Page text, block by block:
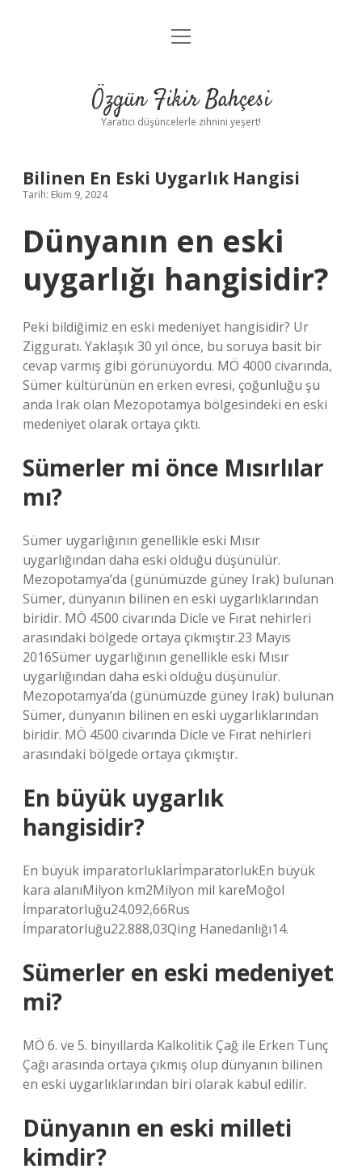
Anasayfa
Yasal Uyarı
menüyü
Özgün Fikir Bahçesi
Yaratıcı düşüncelerle zihnini yeşert!
Bilinen En Eski Uygarlık Hangisi
Tarih: Ekim 9, 2024
Dünyanın en eski
uygarlığı hangisidir?
Peki bildiğimiz en eski medeniyet hangisidir? Ur
Zigguratı. Yaklaşık 30 yıl önce, bu soruya basit bir
cevap varmış gibi görünüyordu. MÖ 4000 civarında,
Sümer kültürünün en erken evresi, çoğunluğu şu
anda Irak olan Mezopotamya bölgesindeki en eski
medeniyet olarak ortaya çıktı.
Sümerler mi önce Mısırlılar
mı?
Sümer uygarlığının genellikle eski Mısır
uygarlığından daha eski olduğu düşünülür.
Mezopotamya’da (günümüzde güney Irak) bulunan
Sümer, dünyanın bilinen en eski uygarlıklarından
biridir. MÖ 4500 civarında Dicle ve Fırat nehirleri
arasındaki bölgede ortaya çıkmıştır.23 Mayıs
2016Sümer uygarlığının genellikle eski Mısır
uygarlığından daha eski olduğu düşünülür.
Mezopotamya’da (günümüzde güney Irak) bulunan
Sümer, dünyanın bilinen en eski uygarlıklarından
biridir. MÖ 4500 civarında Dicle ve Fırat nehirleri
arasındaki bölgede ortaya çıkmıştır.
En büyük uygarlık
hangisidir?
En büyük imparatorluklarİmparatorlukEn büyük
kara alanıMilyon km2Milyon mil kareMoğol
İmparatorluğu24.092,66Rus
İmparatorluğu22.888,03Qing Hanedanlığı14.
Sümerler en eski medeniyet
mi?
MÖ 6. ve 5. binyıllarda Kalkolitik Çağ ile Erken Tunç
Çağı arasında ortaya çıkmış olup dünyanın bilinen
en eski uygarlıklarından biri olarak kabul edilir.
Dünyanın en eski milleti
kimdir?